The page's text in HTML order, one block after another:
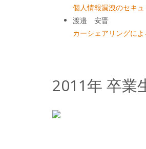
個人情報漏洩のセキ
渡邉 安晋
カーシェアリングに
2011年 卒業